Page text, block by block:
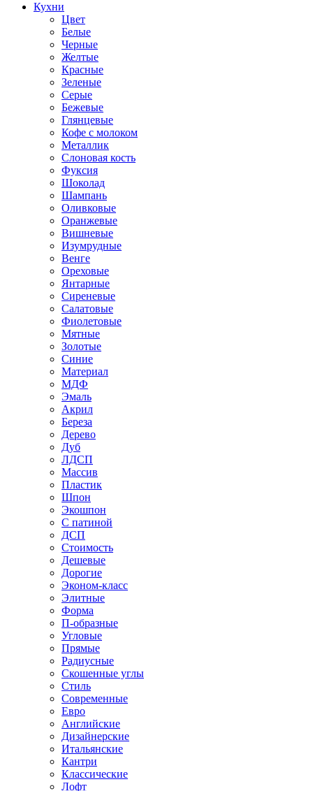
Кухни
Цвет
Белые
Черные
Желтые
Красные
Зеленые
Серые
Бежевые
Глянцевые
Кофе с молоком
Металлик
Слоновая кость
Фуксия
Шоколад
Шампань
Оливковые
Оранжевые
Вишневые
Изумрудные
Венге
Ореховые
Янтарные
Сиреневые
Салатовые
Фиолетовые
Мятные
Золотые
Синие
Материал
МДФ
Эмаль
Акрил
Береза
Дерево
Дуб
ЛДСП
Массив
Пластик
Шпон
Экошпон
С патиной
ДСП
Стоимость
Дешевые
Дорогие
Эконом-класс
Элитные
Форма
П-образные
Угловые
Прямые
Радиусные
Скошенные углы
Стиль
Современные
Евро
Английские
Дизайнерские
Итальянские
Кантри
Классические
Лофт